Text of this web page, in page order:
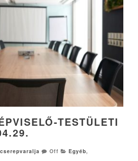
TESTÜLETI
Off Egyéb,